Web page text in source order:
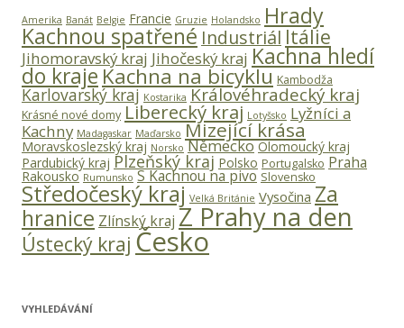
Amerika Banát Belgie Francie Gruzie Holandsko Hrady
Kachnou spatřené Industriál Itálie
Jihomoravský kraj Jihočeský kraj Kachna hledí
do kraje Kachna na bicyklu Kambodža
Karlovarský kraj Kostarika Královéhradecký kraj
Krásné nové domy Liberecký kraj Lotyšsko Lyžníci a
Kachny Madagaskar Maďarsko Mizející krása
Moravskoslezský kraj Norsko Německo Olomoucký kraj
Pardubický kraj Plzeňský kraj Polsko Portugalsko Praha
Rakousko Rumunsko S Kachnou na pivo Slovensko
Středočeský kraj Velká Británie Vysočina Za
hranice Zlínský kraj Z Prahy na den
Ústecký kraj Česko
VYHLEDÁVÁNÍ